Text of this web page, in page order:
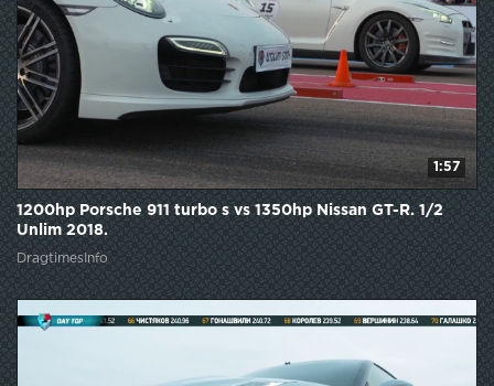
1:57
1200hp Porsche 911 turbo s vs 1350hp Nissan GT-R. 1/2
Unlim 2018.
DragtimesInfo